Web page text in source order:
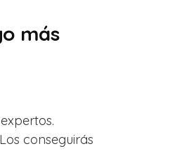
más
conseguirás